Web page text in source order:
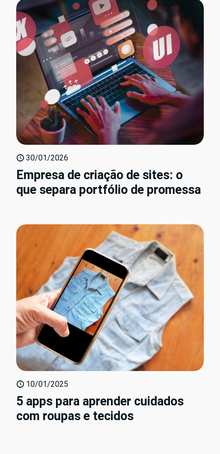
30/01/2026
Empresa de criação de sites: o
que separa portfólio de promessa
10/01/2025
5 apps para aprender cuidados
com roupas e tecidos